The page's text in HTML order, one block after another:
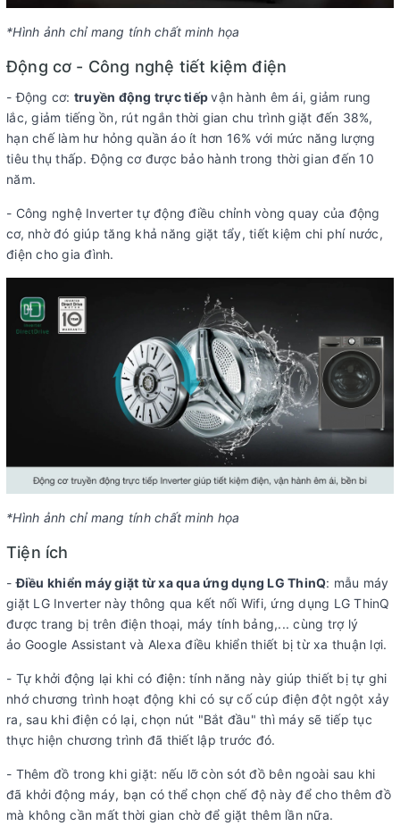
*Hình ảnh chỉ mang tính chất minh họa
Động cơ - Công nghệ tiết kiệm điện
- Động cơ: truyền động trực tiếpvận hành êm ái, giảm rung
lắc, giảm tiếng ồn, rút ngắn thời gian chu trình giặt đến 38%,
hạn chế làm hư hỏng quần áo ít hơn 16% với mức năng lượng
tiêu thụ thấp. Động cơ được bảo hành trong thời gian đến 10
năm.
- Công nghệ Inverter tự động điều chỉnh vòng quay của động
cơ, nhờ đó giúp tăng khả năng giặt tẩy, tiết kiệm chi phí nước,
điện cho gia đình.
*Hình ảnh chỉ mang tính chất minh họa
Tiện ích
-Điều khiển máy giặt từ xa qua ứng dụng LG ThinQ: mẫu máy
giặt LG Inverter này thông qua kết nối Wifi, ứng dụng LG ThinQ
được trang bị trên điện thoại, máy tính bảng,... cùng trợ lý
ảo Google Assistant và Alexa điều khiển thiết bị từ xa thuận lợi.
- Tự khởi động lại khi có điện: tính năng này giúp thiết bị tự ghi
nhớ chương trình hoạt động khi có sự cố cúp điện đột ngột xảy
ra, sau khi điện có lại, chọn nút "Bắt đầu" thì máy sẽ tiếp tục
thực hiện chương trình đã thiết lập trước đó.
- Thêm đồ trong khi giặt: nếu lỡ còn sót đồ bên ngoài sau khi
đã khởi động máy, bạn có thể chọn chế độ này để cho thêm đồ
mà không cần mất thời gian chờ để giặt thêm lần nữa.